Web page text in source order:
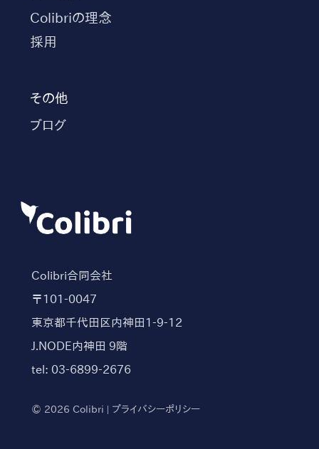
Colibri合同会社
〒101-0047
東京都千代田区内神田1-9-12
J.NODE内神田 9階
tel: 03-6899-2676
Colibriの理念
採用
その他
ブログ
© 2026 Colibri | プライバシーポリシー